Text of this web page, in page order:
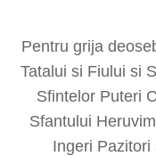
Pentru grija
Tatalui si Fiului si
Sfintelor Puteri
Sfantului
Ingeri